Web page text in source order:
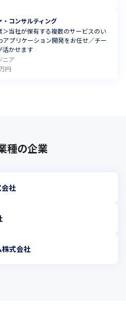
コンサルティング
当社が保有する複数のサービスのい
プリケーション開発をお任せ／チー
活かせます
ニア
万円
種の企業
社
式会社